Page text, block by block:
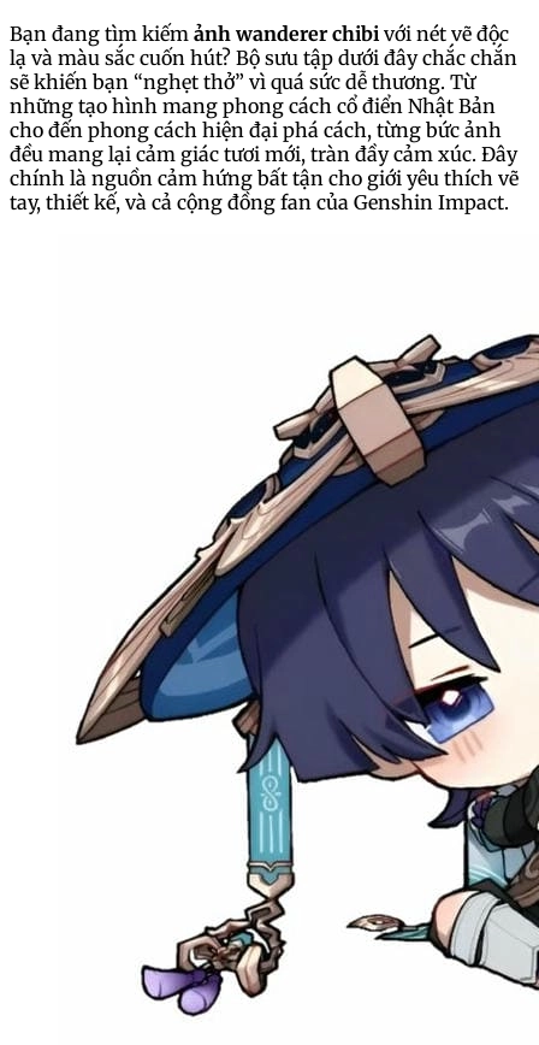
Bạn đang tìm kiếm ảnh wanderer chibi với nét vẽ độc
lạ và màu sắc cuốn hút? Bộ sưu tập dưới đây chắc chắn
sẽ khiến bạn “nghẹt thở” vì quá sức dễ thương. Từ
những tạo hình mang phong cách cổ điển Nhật Bản
cho đến phong cách hiện đại phá cách, từng bức ảnh
đều mang lại cảm giác tươi mới, tràn đầy cảm xúc. Đây
chính là nguồn cảm hứng bất tận cho giới yêu thích vẽ
tay, thiết kế, và cả cộng đồng fan của Genshin Impact.